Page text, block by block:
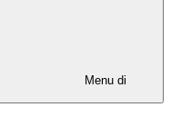
Menu di